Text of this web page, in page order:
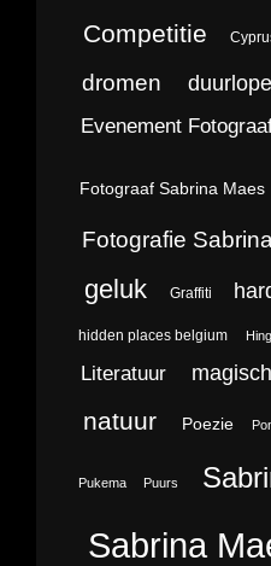
Competitie
dromen
Evenement
Fotograaf Sabrina Maes
Fotografie
geluk Graffiti
hidden places belgium
Literatuur
natuur Poezie
Pukema Puurs
Sabrina